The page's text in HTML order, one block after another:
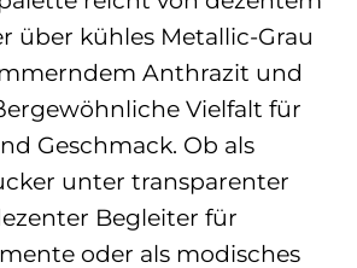
über kühles Metallic-Grau
Anthrazit und
Vielfalt für
Geschmack. Ob als
unter transparenter
Begleiter für
oder als modisches